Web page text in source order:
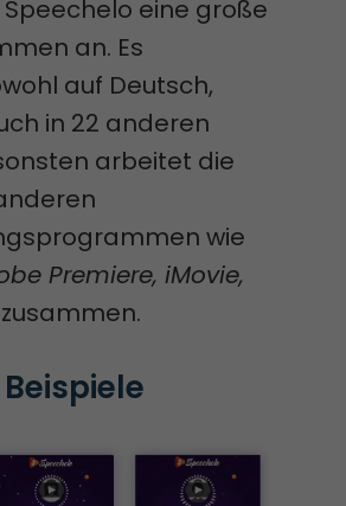
eine große
an. Es
auf Deutsch,
in 22 anderen
arbeitet die
wie
Premiere, iMovie,